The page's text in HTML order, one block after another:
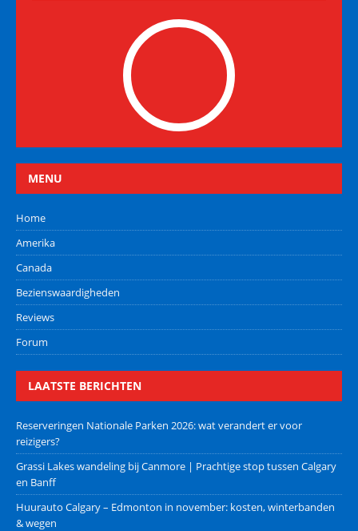
MENU
Home
Amerika
Canada
Bezienswaardigheden
Reviews
Forum
LAATSTE BERICHTEN
Reserveringen Nationale Parken 2026: wat verandert er voor
reizigers?
Grassi Lakes wandeling bij Canmore | Prachtige stop tussen Calgary
en Banff
Huurauto Calgary – Edmonton in november: kosten, winterbanden
& wegen